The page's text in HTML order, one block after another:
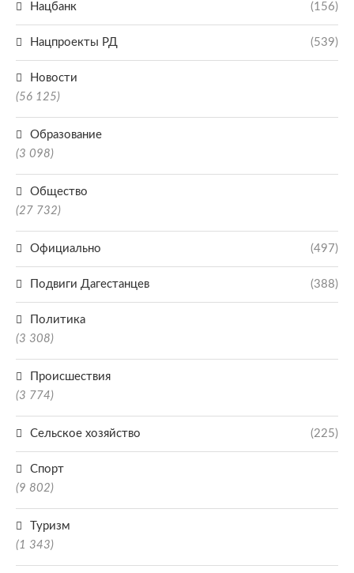
Нацбанк (156)
Нацпроекты РД (539)
Новости
(56 125)
Образование
(3 098)
Общество
(27 732)
Официально (497)
Подвиги Дагестанцев (388)
Политика
(3 308)
Происшествия
(3 774)
Сельское хозяйство (225)
Спорт
(9 802)
Туризм
(1 343)